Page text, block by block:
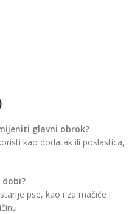
glavni obrok?
kao dodatak ili poslastica,
dobi?
pse, kao i za mačiće i